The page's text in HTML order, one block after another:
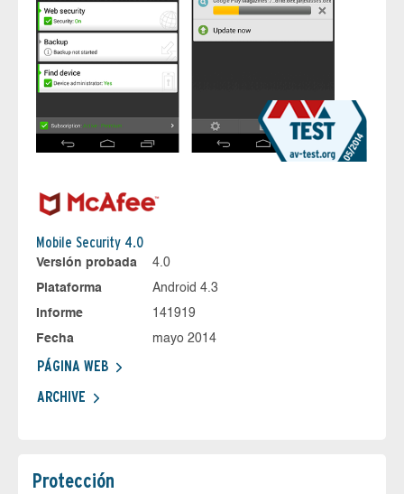
Mobile Security 4.0
Versión probada
4.0
Plataforma
Android 4.3
Informe
141919
Fecha
mayo 2014
PÁGINA WEB
ARCHIVE
Protección